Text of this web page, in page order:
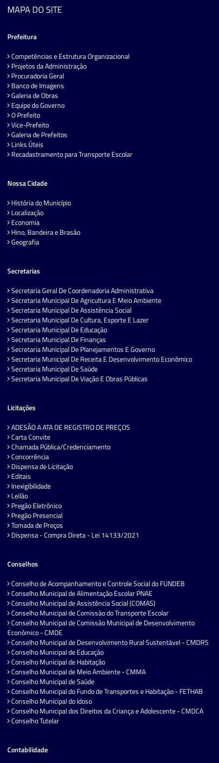
MAPA DO SITE
Prefeitura
Competências e Estrutura Organizacional
Projetos da Administração
Procuradoria Geral
Banco de Imagens
Galeria de Obras
Equipe do Governo
O Prefeito
Vice-Prefeito
Galeria de Prefeitos
Links Úteis
Recadastramento para Transporte Escolar
Nossa Cidade
História do Município
Localização
Economia
Hino, Bandeira e Brasão
Geografia
Secretarias
Secretaria Geral De Coordenadoria Administrativa
Secretaria Municipal De Agricultura E Meio Ambiente
Secretaria Municipal De Assistência Social
Secretaria Municipal De Cultura, Esporte E Lazer
Secretaria Municipal De Educação
Secretaria Municipal De Finanças
Secretaria Municipal De Planejamentos E Governo
Secretaria Municipal De Receita E Desenvolvimento Econômico
Secretaria Municipal De Saúde
Secretaria Municipal De Viação E Obras Públicas
Licitações
ADESÃO A ATA DE REGISTRO DE PREÇOS
Carta Convite
Chamada Pública/Credenciamento
Concorrência
Dispensa de Licitação
Editais
Inexigibilidade
Leilão
Pregão Eletrônico
Pregão Presencial
Tomada de Preços
Dispensa - Compra Direta - Lei 14133/2021
Conselhos
Conselho de Acompanhamento e Controle Social do FUNDEB
Conselho Municipal de Alimentação Escolar PNAE
Conselho Municipal de Assistência Social (COMAS)
Conselho Municipal de Comissão do Transporte Escolar
Conselho Municipal de Comissão Municipal de Desenvolvimento
Econômico - CMDE
Conselho Municipal de Desenvolvimento Rural Sustentável - CMDRS
Conselho Municipal de Educação
Conselho Municipal de Habitação
Conselho Municipal de Meio Ambiente - CMMA
Conselho Municipal de Saúde
Conselho Municipal do Fundo de Transportes e Habitação - FETHAB
Conselho Municipal do Idoso
Conselho Municipal dos Direitos da Criança e Adolescente - CMDCA
Conselho Tutelar
Contabilidade